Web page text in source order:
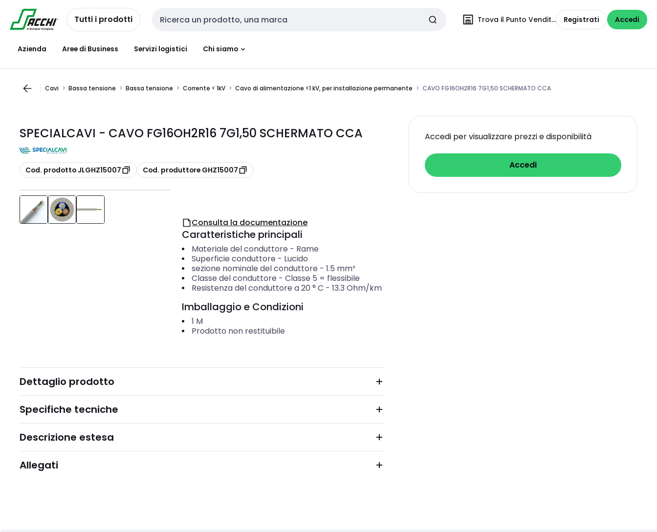
navigazione
Salta al
contenutoTutti i prodotti Cerca input Trova il Punto Vendita Registrati Accedi
Azienda Aree di Business Servizi logistici Chi siamo
Cavi Bassa tensione Bassa tensione Corrente < 1kV Cavo di alimentazione <1 kV, per installazione permanente CAVO FG16OH2R16 7G1,50 SCHERMATO CCA
SPECIALCAVI - CAVO FG16OH2R16 7G1,50 SCHERMATO CCA
copia
Cod. prodotto JLGHZ15007 copia
Cod. produttore GHZ15007
Accedi per visualizzare prezzi e disponibilità
Accedi
Consulta la documentazione
Caratteristiche principali
Materiale del conduttore - Rame
Superficie conduttore - Lucido
sezione nominale del conduttore - 1.5 mm²
Classe del conduttore - Classe 5 = flessibile
Resistenza del conduttore a 20 ° C - 13.3 Ohm/km
Imballaggio e Condizioni
1 M
Prodotto non restituibile
Dettaglio prodotto
Specifiche tecniche
Descrizione estesa
Allegati